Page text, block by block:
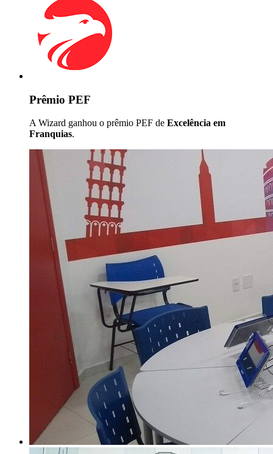
Prêmio PEF
A Wizard ganhou o prêmio PEF de Excelência em
Franquias.